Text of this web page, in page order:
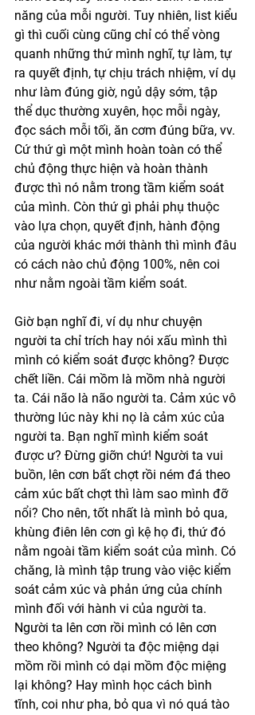
năng của mỗi người. Tuy nhiên, list kiểu
gì thì cuối cùng cũng chỉ có thể vòng
quanh những thứ mình nghĩ, tự làm, tự
ra quyết định, tự chịu trách nhiệm, ví dụ
như làm đúng giờ, ngủ dậy sớm, tập
thể dục thường xuyên, học mỗi ngày,
đọc sách mỗi tối, ăn cơm đúng bữa, vv.
Cứ thứ gì một mình hoàn toàn có thể
chủ động thực hiện và hoàn thành
được thì nó nằm trong tầm kiểm soát
của mình. Còn thứ gì phải phụ thuộc
vào lựa chọn, quyết định, hành động
của người khác mới thành thì mình đâu
có cách nào chủ động 100%, nên coi
như nằm ngoài tầm kiểm soát.
Giờ bạn nghĩ đi, ví dụ như chuyện
người ta chỉ trích hay nói xấu mình thì
mình có kiểm soát được không? Được
chết liền. Cái mồm là mồm nhà người
ta. Cái não là não người ta. Cảm xúc vô
thường lúc này khi nọ là cảm xúc của
người ta. Bạn nghĩ mình kiểm soát
được ư? Đừng giỡn chứ! Người ta vui
buồn, lên cơn bất chợt rồi ném đá theo
cảm xúc bất chợt thì làm sao mình đỡ
nổi? Cho nên, tốt nhất là mình bỏ qua,
khùng điên lên cơn gì kệ họ đi, thứ đó
nằm ngoài tầm kiểm soát của mình. Có
chăng, là mình tập trung vào việc kiểm
soát cảm xúc và phản ứng của chính
mình đối với hành vi của người ta.
Người ta lên cơn rồi mình có lên cơn
theo không? Người ta độc miệng dại
mồm rồi mình có dại mồm độc miệng
lại không? Hay mình học cách bình
tĩnh, coi như pha, bỏ qua vì nó quá tào